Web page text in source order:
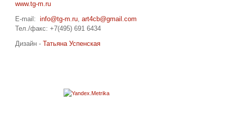
www.tg-m.ru
E-mail: info@tg-m.ru, art4cb@gmail.com
Тел./факс: +7(495) 691 6434
Дизайн - Татьяна Успенская